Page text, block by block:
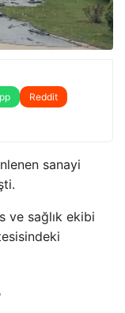
Reddit
sanayi
ve sağlık ekibi